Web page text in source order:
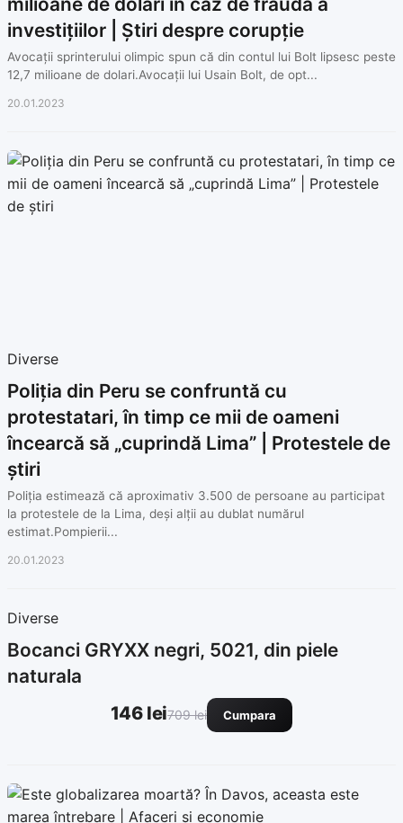
investițiilor | Știri despre corupție
Avocații sprinterului olimpic spun că din contul lui Bolt lipsesc peste
12,7 milioane de dolari.Avocații lui Usain Bolt, de opt...
20.01.2023
Diverse
Poliția din Peru se confruntă cu
protestatari, în timp ce mii de oameni
încearcă să „cuprindă Lima” | Protestele de
știri
Poliția estimează că aproximativ 3.500 de persoane au participat
la protestele de la Lima, deși alții au dublat numărul
estimat.Pompierii...
20.01.2023
Diverse
Bocanci GRYXX negri, 5021, din piele
naturala
146 lei709 lei Cumpara